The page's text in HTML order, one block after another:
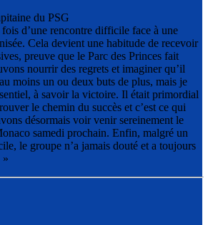
du PSG
d’une rencontre difficile face à une
Cela devient une habitude de recevoir
preuve que le Parc des Princes fait
nourrir des regrets et imaginer qu’il
moins un ou deux buts de plus, mais je
à savoir la victoire. Il était primordial
le chemin du succès et c’est ce qui
désormais voir venir sereinement le
samedi prochain. Enfin, malgré un
le groupe n’a jamais douté et a toujours
»